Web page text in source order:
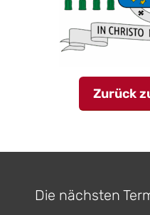
Zurück
Die nächsten